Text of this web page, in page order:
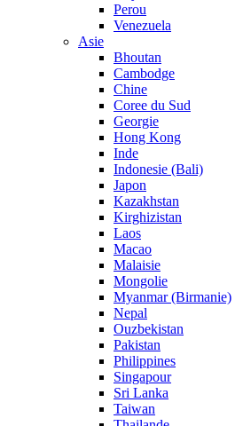
Perou
Venezuela
Asie
Bhoutan
Cambodge
Chine
Coree du Sud
Georgie
Hong Kong
Inde
Indonesie (Bali)
Japon
Kazakhstan
Kirghizistan
Laos
Macao
Malaisie
Mongolie
Myanmar (Birmanie)
Nepal
Ouzbekistan
Pakistan
Philippines
Singapour
Sri Lanka
Taiwan